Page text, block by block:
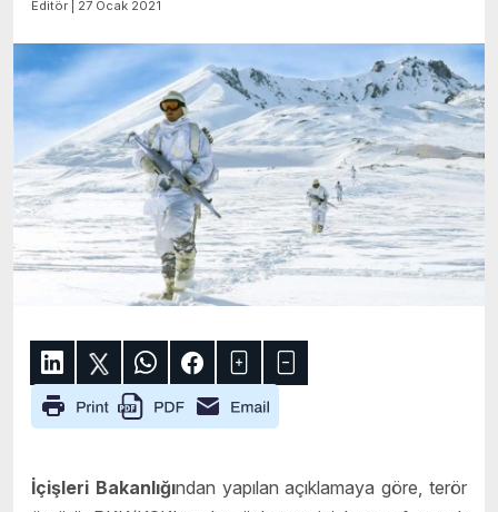
Editör | 27 Ocak 2021
İçişleri Bakanlığından yapılan açıklamaya göre, terör